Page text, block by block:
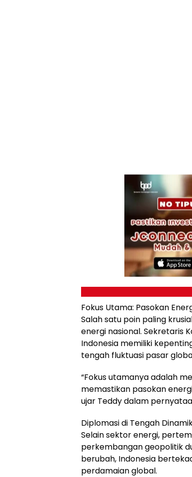
Fokus Utama: Pasokan
Salah satu poin paling
energi nasional. Sekretaris
Indonesia memiliki
tengah fluktuasi pasar
“Fokus utamanya adalah
memastikan pasokan
ujar Teddy dalam
Diplomasi di Tengah
Selain sektor energi,
perkembangan geopolitik
berubah, Indonesia
perdamaian global.